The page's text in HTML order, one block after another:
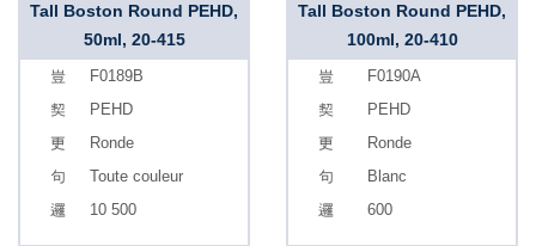
Tall Boston Round PEHD,
50ml, 20-415
F0189B
PEHD
Ronde
Toute couleur
10 500
Tall Boston Round PEHD,
100ml, 20-410
F0190A
PEHD
Ronde
Blanc
600